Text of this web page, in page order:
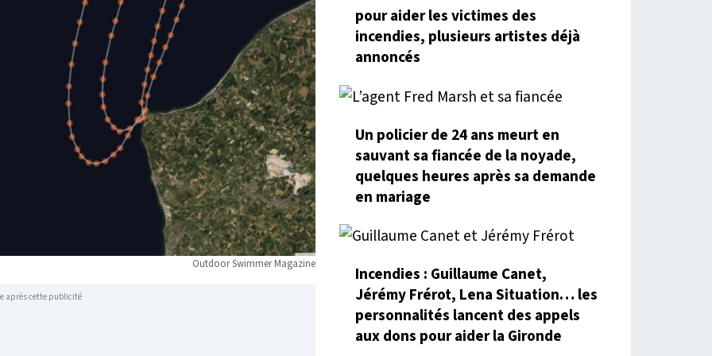
Outdoor Swimmer Magazine
après cette publicité
pour aider les victimes des
incendies, plusieurs artistes déjà
annoncés
Un policier de 24 ans meurt en
sauvant sa fiancée de la noyade,
quelques heures après sa demande
en mariage
Incendies : Guillaume Canet,
Jérémy Frérot, Lena Situation… les
personnalités lancent des appels
aux dons pour aider la Gironde